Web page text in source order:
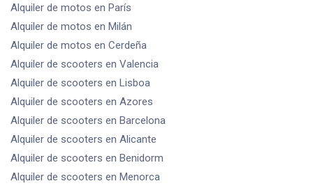
Alquiler de motos en París
Alquiler de motos en Milán
Alquiler de motos en Cerdeña
Alquiler de scooters en Valencia
Alquiler de scooters en Lisboa
Alquiler de scooters en Azores
Alquiler de scooters en Barcelona
Alquiler de scooters en Alicante
Alquiler de scooters en Benidorm
Alquiler de scooters en Menorca